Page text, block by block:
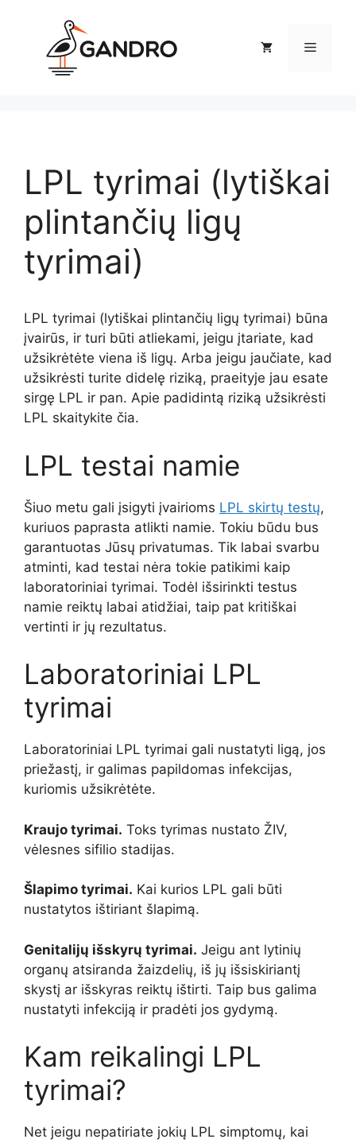
Meniu
LPL tyrimai (lytiškai
plintančių ligų
tyrimai)
LPL tyrimai (lytiškai plintančių ligų tyrimai) būna
įvairūs, ir turi būti atliekami, jeigu įtariate, kad
užsikrėtėte viena iš ligų. Arba jeigu jaučiate, kad
užsikrėsti turite didelę riziką, praeityje jau esate
sirgę LPL ir pan. Apie padidintą riziką užsikrėsti
LPL skaitykite čia.
LPL testai namie
Šiuo metu gali įsigyti įvairioms LPL skirtų testų,
kuriuos paprasta atlikti namie. Tokiu būdu bus
garantuotas Jūsų privatumas. Tik labai svarbu
atminti, kad testai nėra tokie patikimi kaip
laboratoriniai tyrimai. Todėl išsirinkti testus
namie reiktų labai atidžiai, taip pat kritiškai
vertinti ir jų rezultatus.
Laboratoriniai LPL
tyrimai
Laboratoriniai LPL tyrimai gali nustatyti ligą, jos
priežastį, ir galimas papildomas infekcijas,
kuriomis užsikrėtėte.
Kraujo tyrimai. Toks tyrimas nustato ŽIV,
vėlesnes sifilio stadijas.
Šlapimo tyrimai. Kai kurios LPL gali būti
nustatytos ištiriant šlapimą.
Genitalijų išskyrų tyrimai. Jeigu ant lytinių
organų atsiranda žaizdelių, iš jų išsiskiriantį
skystį ar išskyras reiktų ištirti. Taip bus galima
nustatyti infekciją ir pradėti jos gydymą.
Kam reikalingi LPL
tyrimai?
Net jeigu nepatiriate jokių LPL simptomų, kai